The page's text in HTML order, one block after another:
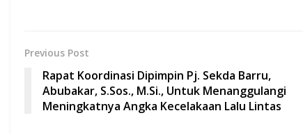
b
o
o
k
s
A
p
p
Previous Post
Rapat Koordinasi Dipimpin Pj. Sekda Barru,
Abubakar, S.Sos., M.Si., Untuk Menanggulangi
Meningkatnya Angka Kecelakaan Lalu Lintas